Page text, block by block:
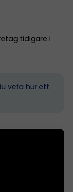
tidigare i
veta hur ett